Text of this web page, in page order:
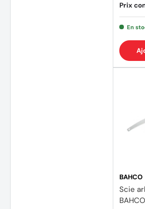
Prix
En
BAHCO
Scie